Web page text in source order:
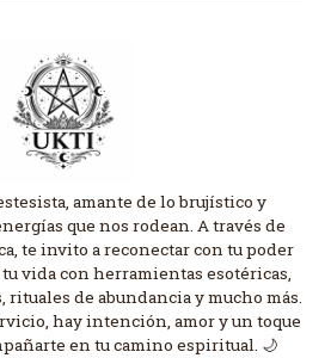
amante de lo brujístico y
que nos rodean. A través de
te invito a reconectar con tu poder
vida con herramientas esotéricas,
de abundancia y mucho más.
hay intención, amor y un toque
en tu camino espiritual. 🌙